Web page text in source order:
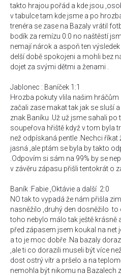
takto hrajou pořád a kde jsou
v tabulce tam kde jsme a po
trenéra se zase na Bazaly vrátil
bodík za remízu 0:0 no naštěstí
nemají nárok a aspoň ten
delší době spokojeni a mohli bez
dojet za svými dětmi a ženami .
Jablonec : Baníček 1:1
Hrozba pokuty vlila našim
začali zase makat tak jak se sluší
znak Baníku .Už už jsme sahali
soupeřova hřiště když v tom byla
než odpískaná pentle .Nechci říkat
jasná ,ale ptám se byla by takto
.Odpovím si sám na 99% by se
v závěru zápasu přišli tentokrát o
Baník :Fabie ,Oktávie a další 2:0
NO tak to vypadá že nám přišla
nasněžilo ,druhý den dosněžilo
toho nebylo málo tak ještě krásně
před zápasem jsem koukal na net
a to je moc dobře .Na bazaly
,ale ti co dorazili museli být více
dost ostrý vítr a pršelo a na
nemohla být nikomu na Bazalech